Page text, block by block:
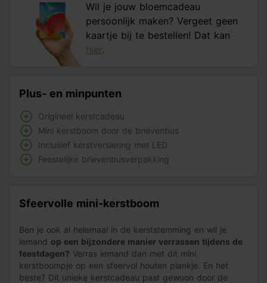
Wil je jouw bloemcadeau
persoonlijk maken? Vergeet geen
kaartje bij te bestellen! Dat kan
hier.
Plus- en minpunten
Origineel kerstcadeau
Mini kerstboom door de brievenbus
Inclusief kerstversiering met LED
Feestelijke brievenbusverpakking
Sfeervolle mini-kerstboom
Ben je ook al helemaal in de kerststemming en wil je
iemand op een bijzondere manier verrassen tijdens de
feestdagen? Verras iemand dan met dit mini
kerstboompje op een sfeervol houten plankje. En het
beste? Dit unieke kerstcadeau past gewoon door de